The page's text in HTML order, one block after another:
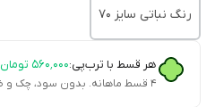
رنگ نباتی سایز 70
هر قسط با ترب‌پی:۵۶۰٬۰۰۰ تومان
۴ قسط ماهانه. بدون سود، چک و ضامن.